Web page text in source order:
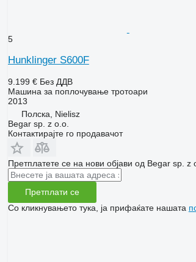
5
Hunklinger S600F
9.199 € Без ДДВ
Машина за поплочување тротоари
2013
Полска, Nielisz
Begar sp. z o.o.
Контактирајте го продавачот
Претплатете се на нови објави од Begar sp. z
Претплати се
Со кликнувањето тука, ја прифаќате нашата